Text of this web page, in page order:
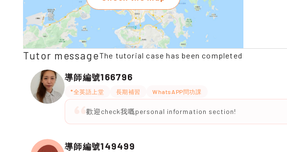
Tutor messageThe tutorial case has been completed
導師編號166796
*全英語上堂 長期補習 WhatsAPP問功課
歡迎check我嘅personal information section!
導師編號149499